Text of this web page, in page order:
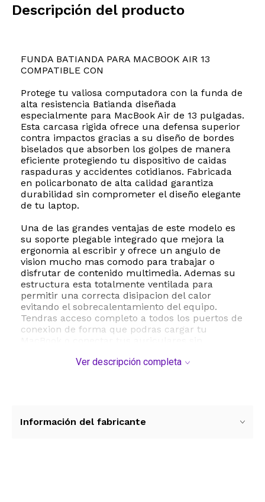
Descripción del producto
FUNDA BATIANDA PARA MACBOOK AIR 13
COMPATIBLE CON
Protege tu valiosa computadora con la funda de
alta resistencia Batianda diseñada
especialmente para MacBook Air de 13 pulgadas.
Esta carcasa rigida ofrece una defensa superior
contra impactos gracias a su diseño de bordes
biselados que absorben los golpes de manera
eficiente protegiendo tu dispositivo de caidas
raspaduras y accidentes cotidianos. Fabricada
en policarbonato de alta calidad garantiza
durabilidad sin comprometer el diseño elegante
de tu laptop.
Una de las grandes ventajas de este modelo es
su soporte plegable integrado que mejora la
ergonomia al escribir y ofrece un angulo de
vision mucho mas comodo para trabajar o
disfrutar de contenido multimedia. Ademas su
estructura esta totalmente ventilada para
permitir una correcta disipacion del calor
evitando el sobrecalentamiento del equipo.
Tendras acceso completo a todos los puertos de
conexion de forma que podras cargar tu
pantalla contra rayones y un juego de tapones
Ver descripción completa
Información del fabricante